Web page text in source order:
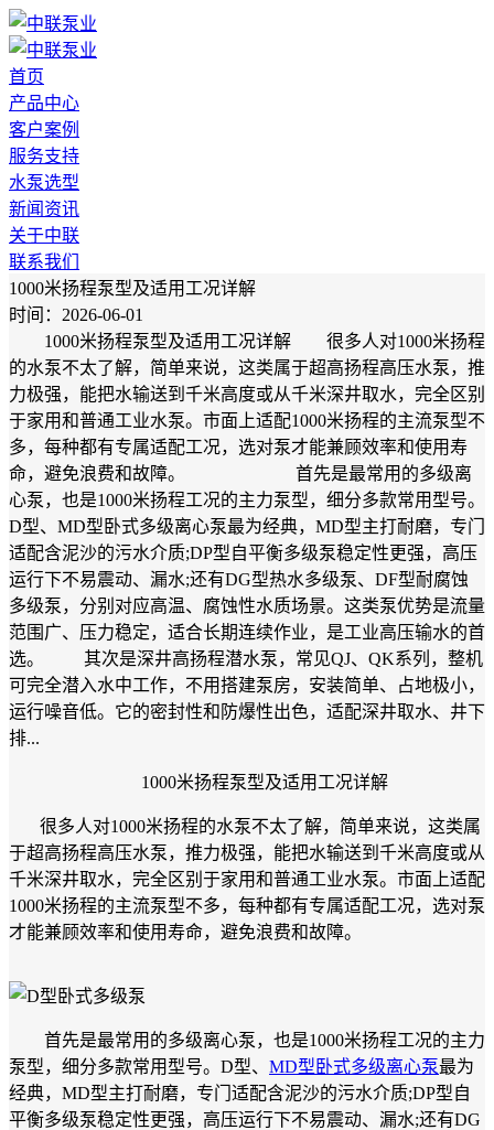
首页
产品中心
客户案例
服务支持
水泵选型
新闻资讯
关于中联
联系我们
1000米扬程泵型及适用工况详解
时间：2026-06-01
1000米扬程泵型及适用工况详解 很多人对1000米扬程
的水泵不太了解，简单来说，这类属于超高扬程高压水泵，推
力极强，能把水输送到千米高度或从千米深井取水，完全区别
于家用和普通工业水泵。市面上适配1000米扬程的主流泵型不
多，每种都有专属适配工况，选对泵才能兼顾效率和使用寿
命，避免浪费和故障。 首先是最常用的多级离
心泵，也是1000米扬程工况的主力泵型，细分多款常用型号。
D型、MD型卧式多级离心泵最为经典，MD型主打耐磨，专门
适配含泥沙的污水介质;DP型自平衡多级泵稳定性更强，高压
运行下不易震动、漏水;还有DG型热水多级泵、DF型耐腐蚀
多级泵，分别对应高温、腐蚀性水质场景。这类泵优势是流量
范围广、压力稳定，适合长期连续作业，是工业高压输水的首
选。 其次是深井高扬程潜水泵，常见QJ、QK系列，整机
可完全潜入水中工作，不用搭建泵房，安装简单、占地极小，
运行噪音低。它的密封性和防爆性出色，适配深井取水、井下
排...
1000米扬程泵型及适用工况详解
很多人对1000米扬程的水泵不太了解，简单来说，这类属
于超高扬程高压水泵，推力极强，能把水输送到千米高度或从
千米深井取水，完全区别于家用和普通工业水泵。市面上适配
1000米扬程的主流泵型不多，每种都有专属适配工况，选对泵
才能兼顾效率和使用寿命，避免浪费和故障。
首先是最常用的多级离心泵，也是1000米扬程工况的主力
泵型，细分多款常用型号。D型、 MD型卧式多级离心泵最为
经典，MD型主打耐磨，专门适配含泥沙的污水介质;DP型自
平衡多级泵稳定性更强，高压运行下不易震动、漏水;还有DG